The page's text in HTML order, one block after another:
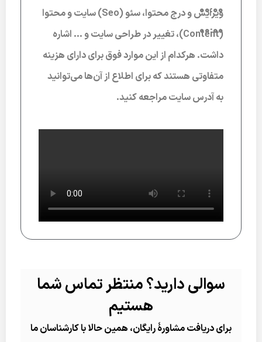
00:00
00:00
ویرایش و درج محتوا، سئو (Seo) سایت و محتوا
(Content)، تغییر در طراحی سایت و … اشاره
داشت. هرکدام از این موارد فوق برای دارای هزینه
متفاوتی هستند که برای اطلاع از آن‌ها می‌توانید
به آدرس سایت مراجعه کنید.
سوالی دارید؟ منتظر تماس شما
هستیم
برای دریافت مشاورۀ رایگان، همین حالا با کارشناسان ما